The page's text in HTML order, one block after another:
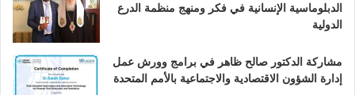
الدبلوماسية الإنسانية في فكر ومنهج منظمة الدرع
الدولية
مشاركة الدكتور صالح ظاهر في برامج وورش عمل
إدارة الشؤون الاقتصادية والاجتماعية بالأمم المتحدة